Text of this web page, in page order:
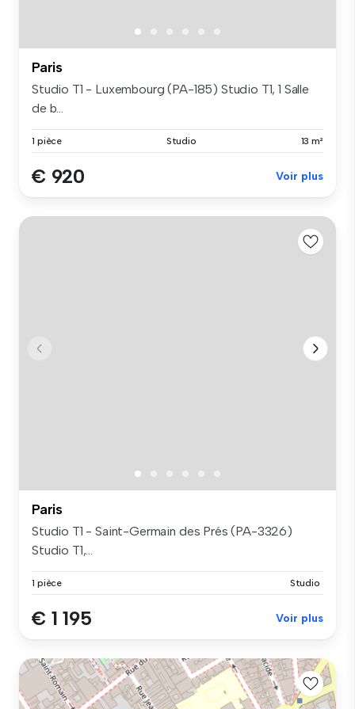
Paris
Studio T1 - Luxembourg (PA-185) Studio T1, 1 Salle
de b...
1 pièce Studio 13 m²
€ 920 Voir plus
Paris
Studio T1 - Saint-Germain des Prés (PA-3326)
Studio T1,...
1 pièce Studio
€ 1 195 Voir plus